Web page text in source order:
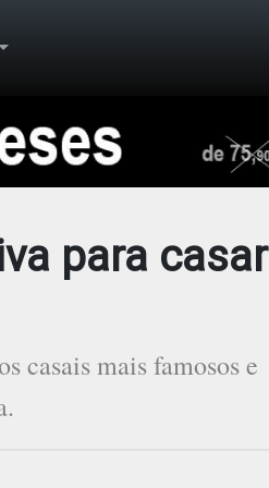
para casar
casais mais famosos e